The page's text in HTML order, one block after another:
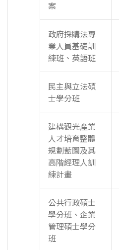
案
政府採購法專
業人員基礎訓
練班、英語班
民主與立法碩
士學分班
建構觀光產業
人才培育整體
規劃藍圖及其
高階經理人訓
練計畫
公共行政碩士
學分班、企業
管理碩士學分
班